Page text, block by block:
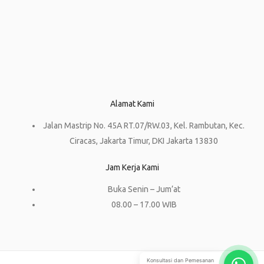
Alamat Kami
Jalan Mastrip No. 45A RT.07/RW.03, Kel. Rambutan, Kec.
Ciracas, Jakarta Timur, DKI Jakarta 13830
Jam Kerja Kami
Buka Senin – Jum’at
08.00 – 17.00 WIB
Konsultasi dan Pemesanan